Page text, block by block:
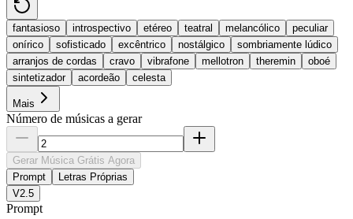
fantasioso introspectivo etéreo teatral melancólico
peculiar
onírico
sofisticado excêntrico nostálgico
sombriamente lúdico
arranjos de cordas
cravo vibrafone mellotron theremin
oboé
sintetizador
acordeão celesta
Mais
Número de músicas a gerar
Gerar Música Grátis Agora
Prompt
Letras Próprias
V2.5
Prompt